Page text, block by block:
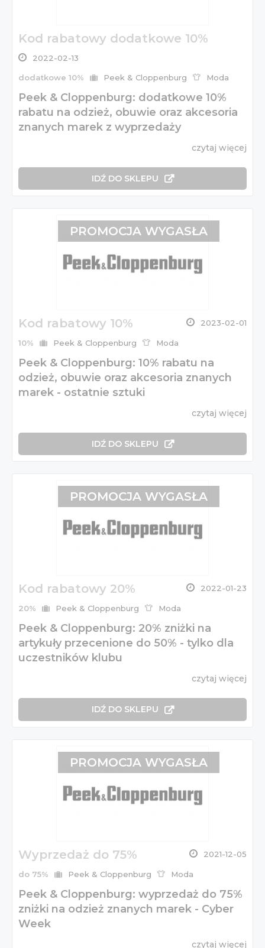
Kod rabatowy dodatkowe 10%
2022-02-13
dodatkowe 10% Peek & Cloppenburg Moda
Peek & Cloppenburg: dodatkowe 10%
rabatu na odzież, obuwie oraz akcesoria
znanych marek z wyprzedaży
czytaj więcej
IDŹ DO SKLEPU
Kod rabatowy 10% 2023-02-01
10% Peek & Cloppenburg Moda
Peek & Cloppenburg: 10% rabatu na
odzież, obuwie oraz akcesoria znanych
marek - ostatnie sztuki
czytaj więcej
IDŹ DO SKLEPU
PROMOCJA WYGASŁA
Kod rabatowy 20% 2022-01-23
20% Peek & Cloppenburg Moda
Peek & Cloppenburg: 20% zniżki na
artykuły przecenione do 50% - tylko dla
uczestników klubu
czytaj więcej
IDŹ DO SKLEPU
PROMOCJA WYGASŁA
Wyprzedaż do 75% 2021-12-05
do 75% Peek & Cloppenburg Moda
Peek & Cloppenburg: wyprzedaż do 75%
zniżki na odzież znanych marek - Cyber
Week
czytaj więcej
PROMOCJA WYGASŁA